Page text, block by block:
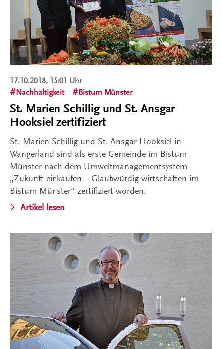
17.10.2018, 15:01 Uhr
Nachhaltigkeit
Bistum Münster
St. Marien Schillig und St. Ansgar
Hooksiel zertifiziert
St. Marien Schillig und St. Ansgar Hooksiel in
Wangerland sind als erste Gemeinde im Bistum
Münster nach dem Umweltmanagementsystem
„Zukunft einkaufen – Glaubwürdig wirtschaften im
Bistum Münster“ zertifiziert worden.
Artikel lesen